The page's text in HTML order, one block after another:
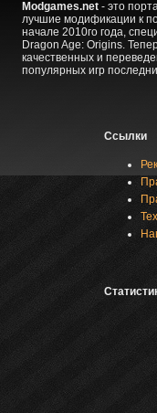
Modgames.net- это
лучшие модификации к
начале 2010го года,
Dragon Age: Origins.
качественных и
популярных игр
Ссылки